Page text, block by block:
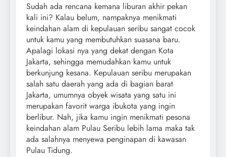
Sudah ada rencana kemana liburan akhir pekan
kali ini? Kalau belum, nampaknya menikmati
keindahan alam di kepulauan seribu sangat cocok
untuk kamu yang membutuhkan suasana baru.
Apalagi lokasi nya yang dekat dengan Kota
Jakarta, sehingga memudahkan kamu untuk
berkunjung kesana. Kepulauan seribu merupakan
salah satu daerah yang ada di bagian barat
Jakarta, umumnya obyek wisata yang satu ini
merupakan favorit warga ibukota yang ingin
berlibur. Nah, jika kamu ingin menikmati pesona
keindahan alam Pulau Seribu lebih lama maka tak
ada salahnya menyewa penginapan di kawasan
Pulau Tidung.